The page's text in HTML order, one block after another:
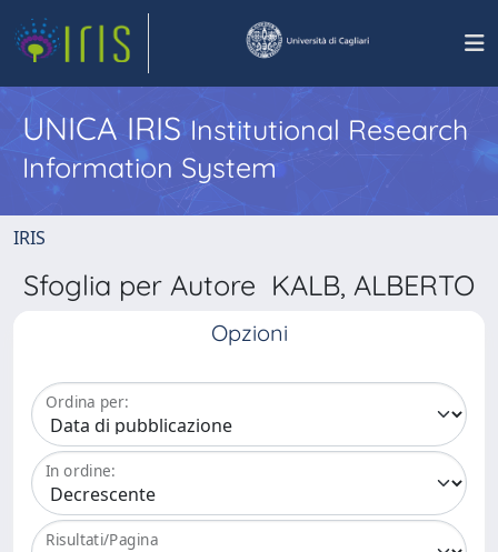
UNICA IRISInstitutional Research
Information System
IRIS
Sfoglia per Autore KALB, ALBERTO
Opzioni
Ordina per:
In ordine:
Risultati/Pagina